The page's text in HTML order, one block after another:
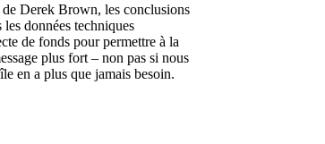
de Derek Brown, les conclusions
les données techniques
de fonds pour permettre à la
plus fort – non pas si nous
en a plus que jamais besoin.